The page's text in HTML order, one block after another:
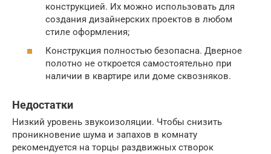
конструкцией. Их можно использовать для
создания дизайнерских проектов в любом
стиле оформления;
Конструкция полностью безопасна. Дверное
полотно не откроется самостоятельно при
наличии в квартире или доме сквозняков.
Недостатки
Низкий уровень звукоизоляции. Чтобы снизить
проникновение шума и запахов в комнату
рекомендуется на торцы раздвижных створок